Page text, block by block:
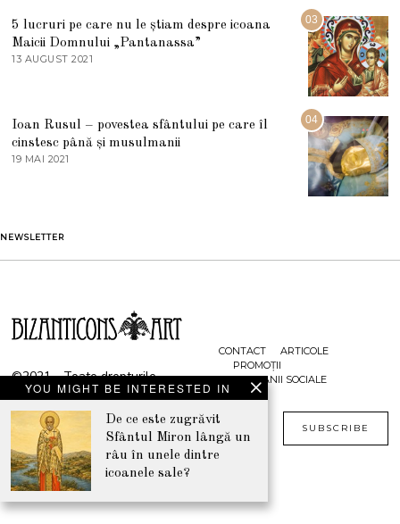
T
I
E
2
03
5 lucruri pe care nu le știam despre icoana
Maicii Domnului „Pantanassa”
13 AUGUST 2021
U
S
T
04
Ioan Rusul – povestea sfântului pe care îl
cinstesc până și musulmanii
19 MAI 2021
YOU MIGHT BE INTERESTED IN
De ce este zugrăvit
Sfântul Miron lângă un
râu în unele dintre
icoanele sale?
NEWSLETTER
©2021 - Toate drepturile
rezervate
www.bizanticons.ro
CONTACT
ARTICOLE
PROMOȚII
CAMPANII SOCIALE
SUBSCRIBE